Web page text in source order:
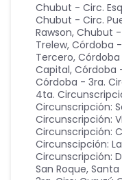
Chubut - Circ.
Chubut - Circ.
Rawson, Chubut -
Trelew, Córdoba
Tercero, Córdoba
Capital, Córdoba
Córdoba - 3ra.
4ta.
Circunscripción:
Circunscripción:
Circunscripción:
Circunscipción:
Circunscripción:
San Roque,